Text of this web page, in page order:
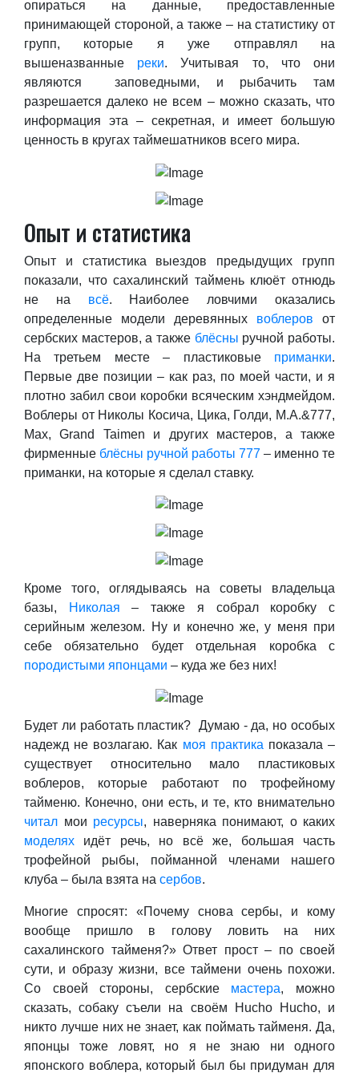
опираться на данные, предоставленные
принимающей стороной, а также – на статистику от
групп, которые я уже отправлял на
вышеназванные реки. Учитывая то, что они
являются заповедными, и рыбачить там
разрешается далеко не всем – можно сказать, что
информация эта – секретная, и имеет большую
ценность в кругах таймешатников всего мира.
Опыт и статистика
Опыт и статистика выездов предыдущих групп
показали, что сахалинский таймень клюёт отнюдь
не на всё. Наиболее ловчими оказались
определенные модели деревянных воблеров от
сербских мастеров, а также блёсны ручной работы.
На третьем месте – пластиковые приманки.
Первые две позиции – как раз, по моей части, и я
плотно забил свои коробки всяческим хэндмейдом.
Воблеры от Николы Косича, Цика, Голди, М.А.&777,
Мax, Grand Taimen и других мастеров, а также
фирменные блёсны ручной работы 777 – именно те
приманки, на которые я сделал ставку.
Кроме того, оглядываясь на советы владельца
базы,
Николая – также я собрал коробку с
серийным железом. Ну и конечно же, у меня при
себе обязательно будет отдельная коробка с
породистыми японцами – куда же без них!
Будет ли работать пластик? Думаю - да, но особых
надежд не возлагаю. Как моя практика показала –
существует относительно мало пластиковых
воблеров, которые работают по трофейному
тайменю. Конечно, они есть, и те, кто внимательно
читал мои ресурсы, наверняка понимают, о каких
моделях идёт речь, но всё же, большая часть
трофейной рыбы, пойманной членами нашего
клуба – была взята на сербов.
Многие спросят: «Почему снова сербы, и кому
вообще пришло в голову ловить на них
сахалинского тайменя?» Ответ прост – по своей
сути, и образу жизни, все таймени очень похожи.
Со своей стороны, сербские мастера, можно
сказать, собаку съели на своём Hucho Hucho, и
никто лучше них не знает, как поймать тайменя. Да,
японцы тоже ловят, но я не знаю ни одного
японского воблера, который был бы придуман для